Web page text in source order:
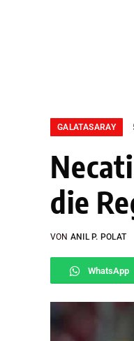
GALATASARAY
die
VON ANIL P. POLAT
WhatsApp